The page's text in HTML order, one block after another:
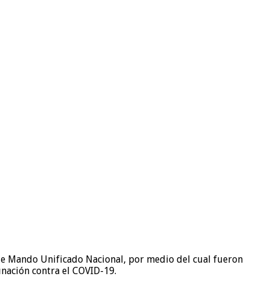
Mando Unificado Nacional, por medio del cual fueron
contra el COVID-19.